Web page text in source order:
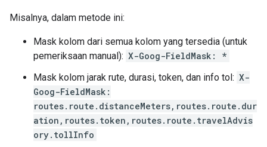
Misalnya, dalam metode ini:
Mask kolom dari semua kolom yang tersedia (untuk
pemeriksaan manual): X-Goog-FieldMask: *
Mask kolom jarak rute, durasi, token, dan info tol: X-
Goog-FieldMask:
routes.route.distanceMeters,routes.route.dur
ation,routes.token,routes.route.travelAdvis
ory.tollInfo